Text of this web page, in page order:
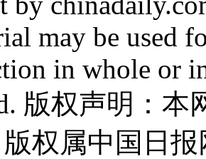
may be used
in whole or
版权声明：
权属中国日